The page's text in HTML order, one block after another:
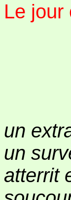
Le
un
un
atterrit